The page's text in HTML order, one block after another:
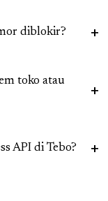
diblokir?
toko atau
API di Tebo?